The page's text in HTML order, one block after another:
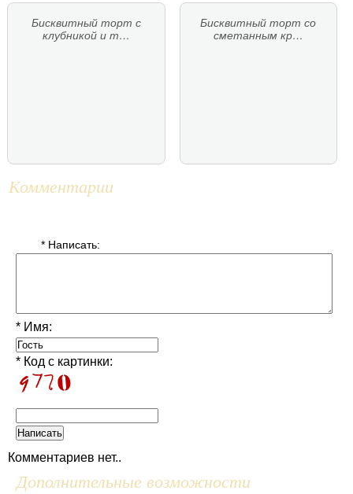
Бисквитный торт с
клубникой и т…
Бисквитный торт со
сметанным кр…
Комментарии
* Написать:
* Имя:
* Код с картинки:
Комментариев нет..
Дополнительные возможности